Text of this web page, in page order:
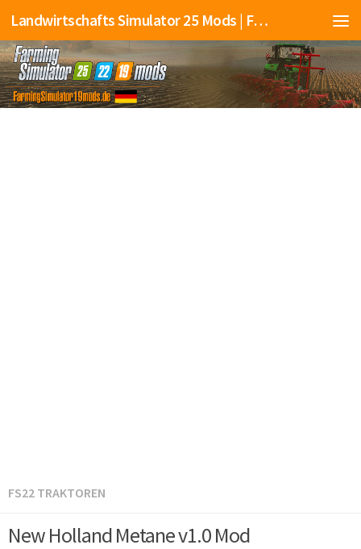
Landwirtschafts Simulator 25 Mods | Farming Simulator 25 Mods | FS25 Mods
FS22 TRAKTOREN
New Holland Metane v1.0 Mod